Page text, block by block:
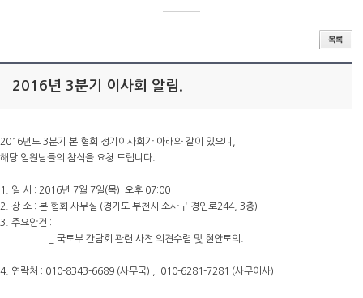
2016년 3분기 이사회 알림.
2016년도 3분기 본 협회 정기이사회가 아래와 같이 있으니,
해당 임원님들의 참석을 요청 드립니다.
1. 일 시 : 2016년 7월 7일(목) 오후 07:00
2. 장 소 : 본 협회 사무실 (경기도 부천시 소사구 경인로244, 3층)
3. 주요안건 :
_ 국토부 간담회 관련 사전 의견수렴 및 현안토의.
4. 연락처 : 010-8343-6689 (사무국) , 010-6281-7281 (사무이사)